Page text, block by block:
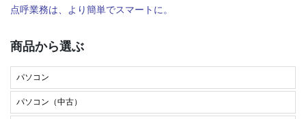
点呼業務は、より簡単でスマートに。
商品から選ぶ
パソコン
パソコン（中古）